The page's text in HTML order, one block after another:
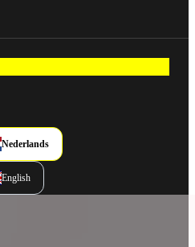
Nederlands
English